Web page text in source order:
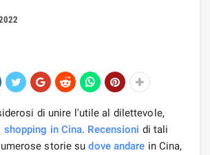
di unire l'utile al dilettevole,
shopping in Cina. Recensioni di tali
storie sudove andare in Cina,